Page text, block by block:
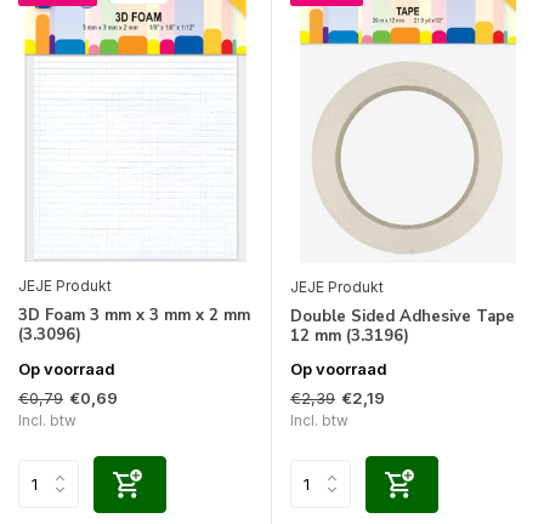
JEJE Produkt
3D Foam 3 mm x 3 mm x 2 mm
(3.3096)
Op voorraad
€0,79 €0,69
Incl. btw
JEJE Produkt
Double Sided Adhesive Tape
12 mm (3.3196)
Op voorraad
€2,39 €2,19
Incl. btw